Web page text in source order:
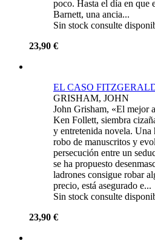
poco. Hasta el día en que
Barnett, una ancia...
Sin stock consulte
23,90 €
EL CASO
GRISHAM, JOHN
John Grisham, «El mejor
Ken Follett, siembra
y entretenida novela. Una
robo de manuscritos y
persecución entre un
se ha propuesto
ladrones consigue robar
precio, está asegurado e...
Sin stock consulte
23,90 €